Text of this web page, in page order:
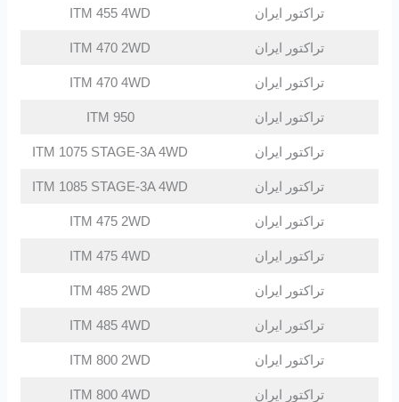
تراکتور ایران ITM 455 4WD
تراکتور ایران ITM 470 2WD
تراکتور ایران ITM 470 4WD
تراکتور ایران ITM 950
تراکتور ایران ITM 1075 STAGE-3A 4WD
تراکتور ایران ITM 1085 STAGE-3A 4WD
تراکتور ایران ITM 475 2WD
تراکتور ایران ITM 475 4WD
تراکتور ایران ITM 485 2WD
تراکتور ایران ITM 485 4WD
تراکتور ایران ITM 800 2WD
تراکتور ایران ITM 800 4WD